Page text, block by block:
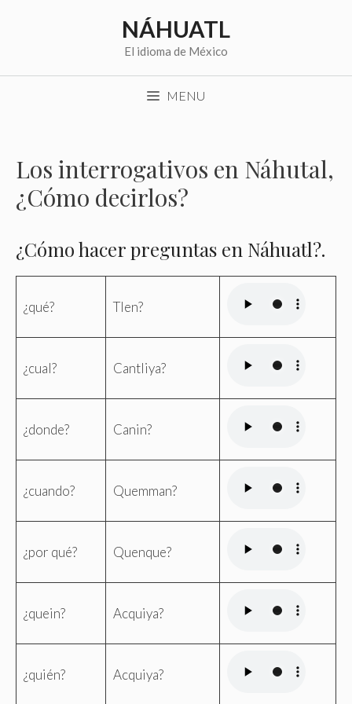
NÁHUATL
El idioma de México
MENU
Los interrogativos en Náhutal,
¿Cómo decirlos?
¿Cómo hacer preguntas en Náhuatl?.
¿qué? Tlen?
¿cual? Cantliya?
¿donde? Canin?
¿cuando? Quemman?
¿por qué? Quenque?
¿quein? Acquiya?
¿quién? Acquiya?